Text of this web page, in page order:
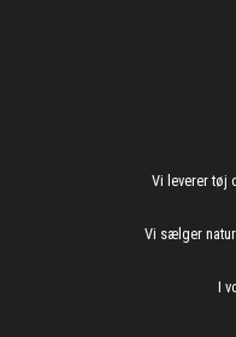
Vi leverer tøj
Vi sælger
I